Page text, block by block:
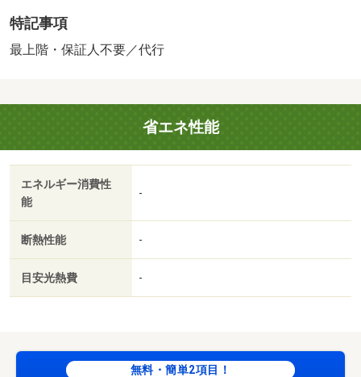
１．１００ヶ月／普通借家０２年０ヶ月／事務所利用不可
／契約手続きに関する費用（仲介手数料・駐車場契約手数
ャワー付洗面台／ＴＶインターホン／室内洗濯置／南向き
／追焚機能浴室／温水洗浄便座／洗面所独立／洗面化粧台
／駐輪場／ＣＡＴＶ／最上階／敷金不要／照明付／保証人
不要／２沿線利用可／ＬＤＫ１５畳以上／ネット専用回線
／物置／ネット使用料不要／２駅利用可／駅徒歩１０分以
内／融雪機／敷地内ごみ置き場／都市ガス／室内物干機／
セブンイレブン 富山赤田北店（コンビニ）まで３４７ｍ
／クスリのアオキ 堀川店（ドラッグストア）まで７５８
ｍ／サンコー 堀川本ごう店（スーパー）まで７５８ｍ／
ップ 赤田店（スーパー）まで１１１４ｍ
特記事項
最上階・保証人不要／代行
省エネ性能
エネルギー消費性
能
-
断熱性能 -
目安光熱費 -
無料・簡単2項目！